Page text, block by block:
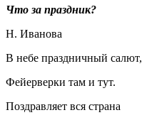
Что за праздник?
Н. Иванова
В небе праздничный салют,
Фейерверки там и тут.
Поздравляет вся страна